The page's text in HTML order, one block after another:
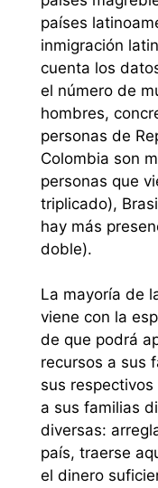
países
inmigración
cuenta los
el número de
hombres,
personas de
Colombia son
personas que
triplicado),
hay más
doble).
La mayoría de
viene con la
de que podrá
recursos a sus
sus
a sus familias
diversas:
país, traerse
el dinero